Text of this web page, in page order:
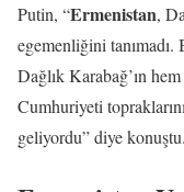
Putin, “Ermenistan,
egemenliğini tanımadı.
Dağlık Karabağ’ın
Cumhuriyeti
geliyordu” diye konuştu.